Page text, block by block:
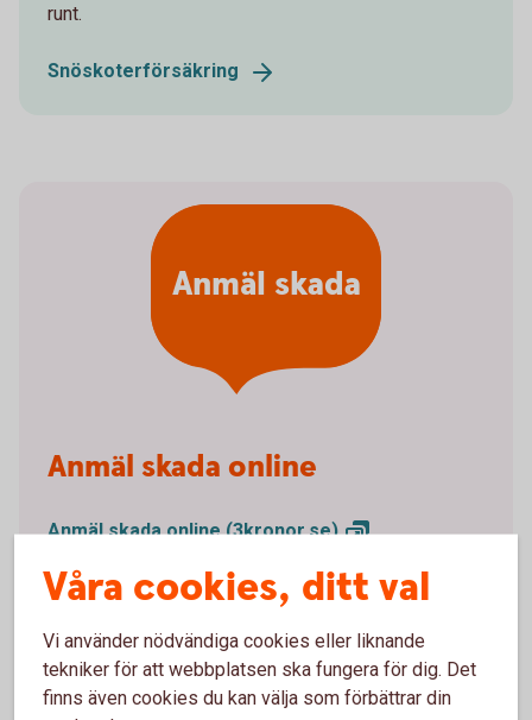
runt.
Snöskoterförsäkring
Anmäl skada online
Anmäl skada online(3kronor.se)
Anmäl skada via telefon
Om du drabbats av en skada, kontakta vår
samarbetspartner Tre Kronor Försäkring för att göra
din skadeanmälan.
Anmäl skada
Våra cookies, ditt val
Vi använder nödvändiga cookies eller liknande
tekniker för att webbplatsen ska fungera för dig. Det
finns även cookies du kan välja som förbättrar din